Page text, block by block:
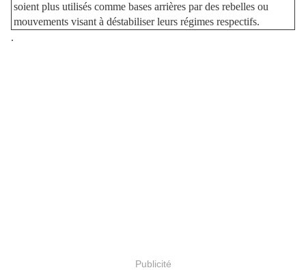
soient plus utilisés comme bases arrières par des rebelles ou
mouvements visant à déstabiliser leurs régimes respectifs.
.
Publicité